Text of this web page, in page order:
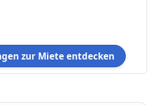
zur Miete entdecken